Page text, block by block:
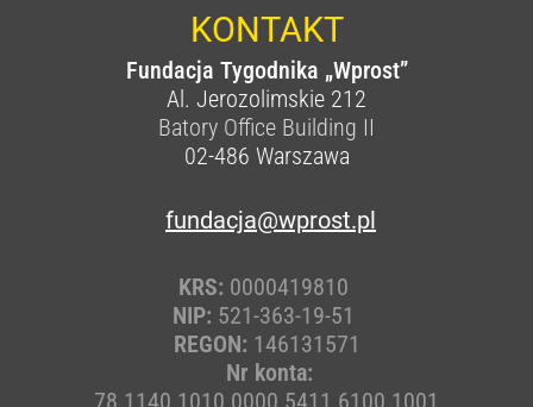
KONTAKT
Fundacja Tygodnika „Wprost”
Al. Jerozolimskie 212
Batory Office Building II
02-486 Warszawa
fundacja@wprost.pl
KRS: 0000419810
NIP: 521-363-19-51
REGON: 146131571
Nr konta:
78 1140 1010 0000 5411 6100 1001